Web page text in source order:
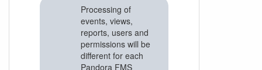
Processing of
events, views,
reports, users and
permissions will be
different for each
Pandora FMS